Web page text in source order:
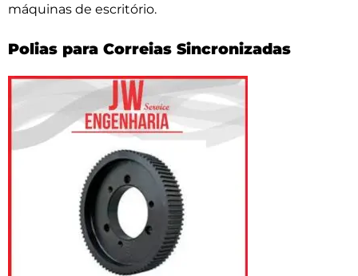
máquinas de escritório.
Polias para Correias Sincronizadas